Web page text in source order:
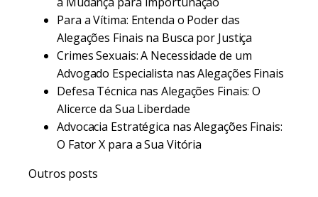
Para a Vítima: Entenda o Poder das
Alegações Finais na Busca por Justiça
Crimes Sexuais: A Necessidade de um
Advogado Especialista nas Alegações Finais
Defesa Técnica nas Alegações Finais: O
Alicerce da Sua Liberdade
Advocacia Estratégica nas Alegações Finais:
O Fator X para a Sua Vitória
Outros posts